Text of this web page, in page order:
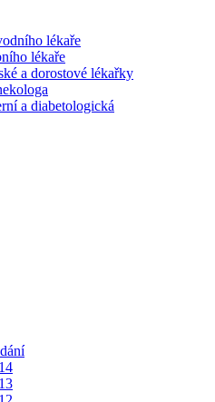
lékaře
lékaře
a dorostové lékařky
a diabetologická